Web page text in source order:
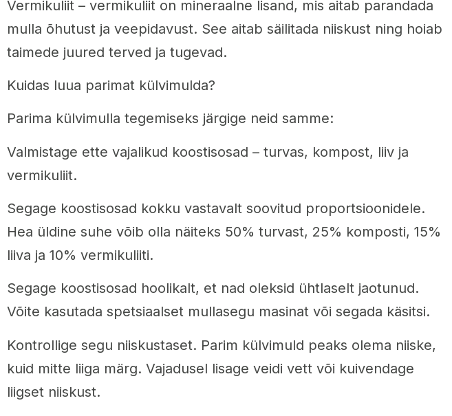
Vermikuliit – vermikuliit on mineraalne lisand, mis aitab parandada
mulla õhutust ja veepidavust. See aitab säilitada niiskust ning hoiab
taimede juured terved ja tugevad.
Kuidas luua parimat külvimulda?
Parima külvimulla tegemiseks järgige neid samme:
Valmistage ette vajalikud koostisosad – turvas, kompost, liiv ja
vermikuliit.
Segage koostisosad kokku vastavalt soovitud proportsioonidele.
Hea üldine suhe võib olla näiteks 50% turvast, 25% komposti, 15%
liiva ja 10% vermikuliiti.
Segage koostisosad hoolikalt, et nad oleksid ühtlaselt jaotunud.
Võite kasutada spetsiaalset mullasegu masinat või segada käsitsi.
Kontrollige segu niiskustaset. Parim külvimuld peaks olema niiske,
kuid mitte liiga märg. Vajadusel lisage veidi vett või kuivendage
liigset niiskust.